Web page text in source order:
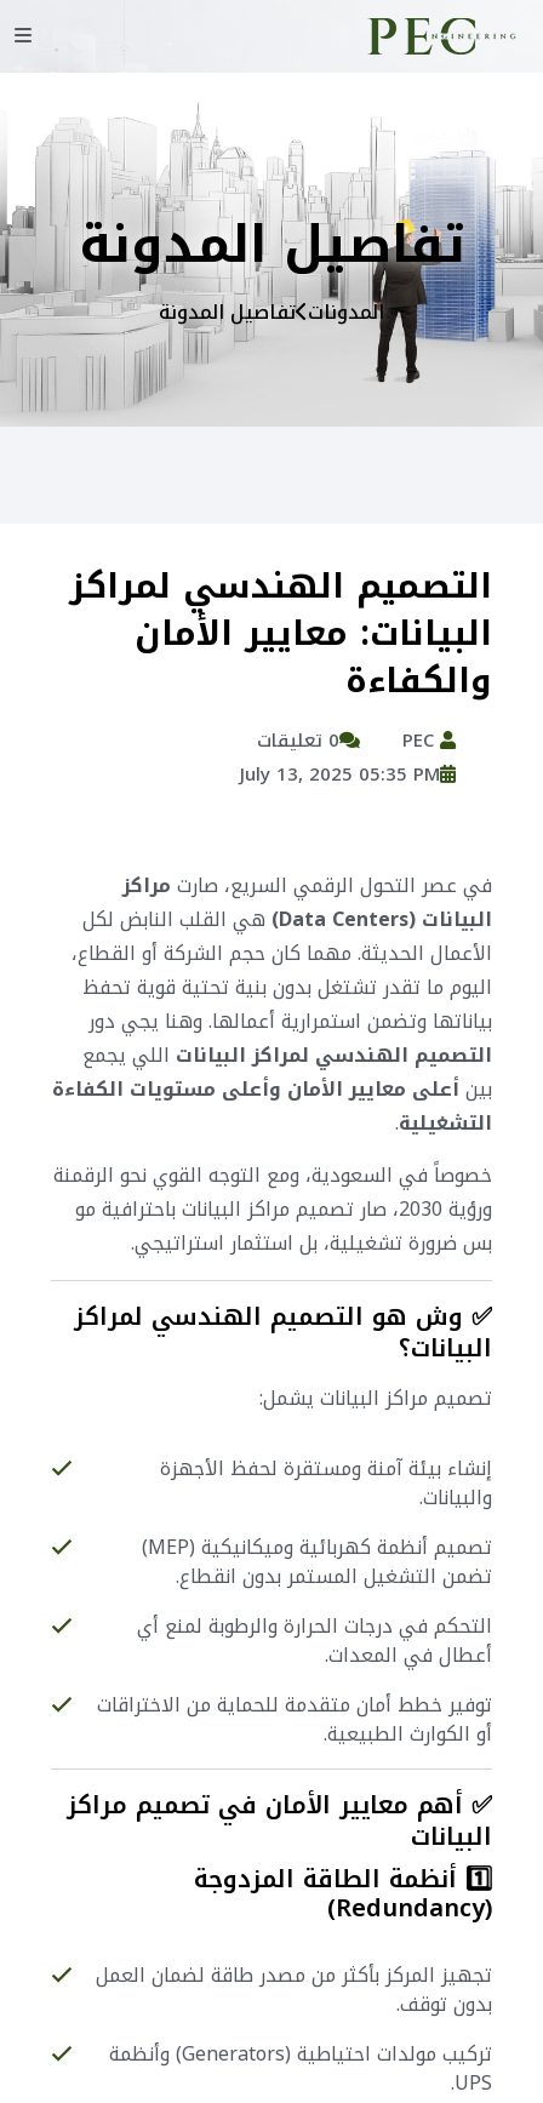
تفاصيل المدونة
المدونات تفاصيل المدونة
التصميم الهندسي لمراكز
البيانات: معايير الأمان
والكفاءة
0 تعليقات
July 13, 2025 05:35 PM
في عصر التحول الرقمي السريع، صارتمراكز
البيانات (Data Centers)
هي القلب النابض لكل
الأعمال الحديثة. مهما كان حجم الشركة أو القطاع،
اليوم ما تقدر تشتغل بدون بنية تحتية قوية تحفظ
بياناتها وتضمن استمرارية أعمالها. وهنا يجي دور
التصميم الهندسي لمراكز البيانات اللي يجمع
بينأعلى معايير الأمان وأعلى مستويات الكفاءة
التشغيلية.
خصوصاً في السعودية، ومع التوجه القوي نحو الرقمنة
ورؤية 2030، صار تصميم مراكز البيانات باحترافية مو
بس ضرورة تشغيلية، بل استثمار استراتيجي.
✅ وش هو التصميم الهندسي لمراكز
البيانات؟
تصميم مراكز البيانات يشمل:
إنشاء بيئة آمنة ومستقرة لحفظ الأجهزة
والبيانات.
تصميم أنظمة كهربائية وميكانيكية (MEP)
تضمن التشغيل المستمر بدون انقطاع.
التحكم في درجات الحرارة والرطوبة لمنع أي
أعطال في المعدات.
توفير خطط أمان متقدمة للحماية من الاختراقات
أو الكوارث الطبيعية.
✅ أهم معايير الأمان في تصميم مراكز
البيانات
1️⃣ أنظمة الطاقة المزدوجة
(Redundancy)
تجهيز المركز بأكثر من مصدر طاقة لضمان العمل
بدون توقف.
تركيب مولدات احتياطية (Generators) وأنظمة
UPS.